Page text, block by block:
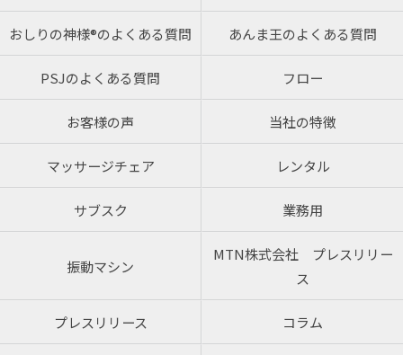
おしりの神様®のよくある質問 あんま王のよくある質問
PSJのよくある質問 フロー
お客様の声 当社の特徴
マッサージチェア レンタル
サブスク 業務用
振動マシン
MTN株式会社 プレスリリー
ス
プレスリリース コラム